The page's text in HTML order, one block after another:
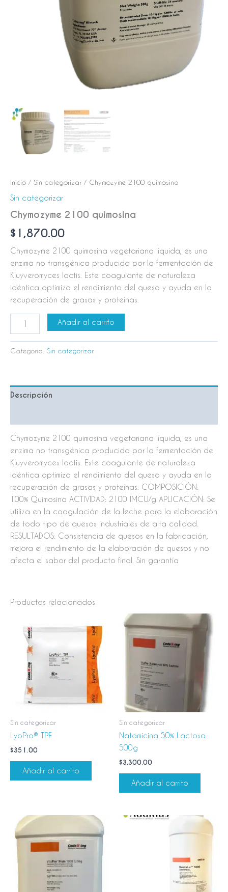
Inicio / Sin categorizar / Chymozyme 2100 quimosina
Sin categorizar
Chymozyme 2100 quimosina
$ 1,870.00
Chymozyme 2100 quimosina vegetariana líquida, es una
enzima no transgénica producida por la fermentación de
Kluyveromyces lactis. Este coagulante de naturaleza
idéntica optimiza el rendimiento del queso y ayuda en la
recuperación de grasas y proteínas.
Añadir al carrito
Categoría: Sin categorizar
Descripción
Chymozyme 2100 quimosina vegetariana líquida, es una
enzima no transgénica producida por la fermentación de
Kluyveromyces lactis. Este coagulante de naturaleza
idéntica optimiza el rendimiento del queso y ayuda en la
recuperación de grasas y proteínas. COMPOSICIÓN:
100% Quimosina ACTIVIDAD: 2100 IMCU/g APLICACIÓN: Se
utiliza en la coagulación de la leche para la elaboración
de todo tipo de quesos industriales de alta calidad.
RESULTADOS: Consistencia de quesos en la fabricación,
mejora el rendimiento de la elaboración de quesos y no
afecta el sabor del producto final. Sin garantía
Productos relacionados
Sin categorizar
LyoPro® TPF
$351.00
Añadir al carrito
Sin categorizar
Natamicina 50% Lactosa
500g
$3,300.00
Añadir al carrito